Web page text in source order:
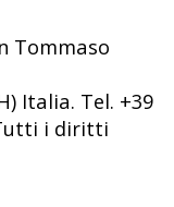
Tommaso
Italia. Tel. +39
Tutti i diritti